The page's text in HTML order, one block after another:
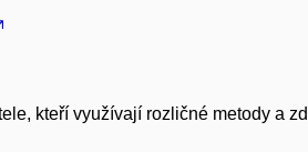
kteří využívají rozličné metody a